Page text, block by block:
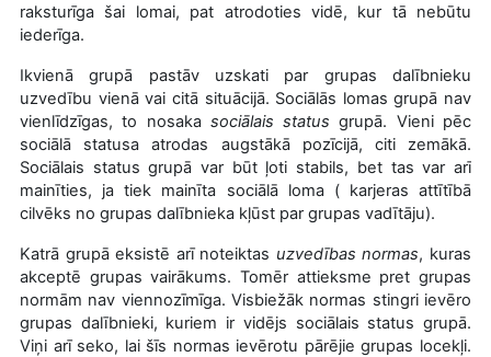
raksturīga šai lomai, pat atrodoties vidē, kur tā nebūtu
iederīga.
Ikvienā grupā
pastāv uzskati par grupas dalībnieku
uzvedību vienā vai citā situācijā. Sociālās lomas grupā nav
vienlīdzīgas, to nosaka sociālais status grupā. Vieni pēc
sociālā statusa atrodas augstākā pozīcijā, citi zemākā.
Sociālais status grupā var būt ļoti stabils, bet tas var arī
mainīties, ja tiek mainīta sociālā loma ( karjeras attītībā
cilvēks no grupas dalībnieka kļūst par grupas vadītāju).
Katrā grupā eksistē arī noteiktas uzvedības normas, kuras
akceptē grupas vairākums. Tomēr attieksme pret grupas
normām nav viennozīmīga. Visbiežāk normas stingri ievēro
grupas dalībnieki, kuriem ir vidējs sociālais status grupā.
Viņi arī seko, lai šīs normas ievērotu pārējie grupas locekļi.